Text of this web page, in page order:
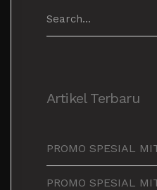
for:
Artikel Terbaru
PROMO SPESIAL
PROMO SPESIAL